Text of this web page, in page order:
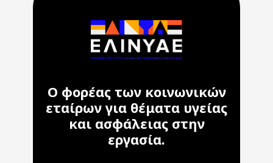
Ο φορέας των κοινωνικών
εταίρων για θέματα υγείας
και ασφάλειας στην
εργασία.